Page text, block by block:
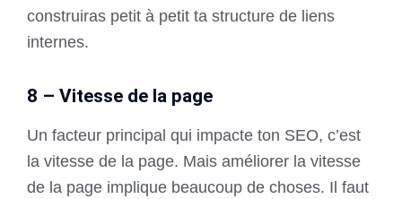
construiras petit à petit ta structure de liens
internes.
8 – Vitesse de la page
Un facteur principal qui impacte ton SEO, c’est
la vitesse de la page. Mais améliorer la vitesse
de la page implique beaucoup de choses. Il faut